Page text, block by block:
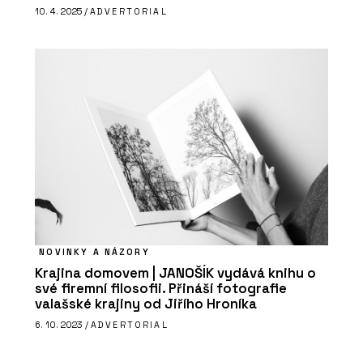
10. 4. 2025 / ADVERTORIAL
NOVINKY A NÁZORY
Krajina domovem | JANOŠÍK vydává knihu o
své firemní filosofii. Přináší fotografie
valašské krajiny od Jiřího Hroníka
6. 10. 2023 / ADVERTORIAL